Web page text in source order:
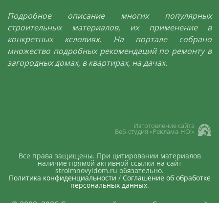
Подробное описание многих популярных
строительных материалов, их применение в
конкретных ксловиях. На портале собрано
множество подробных рекомендаций по ремонту в
загородных домах, в квартирах, на дачах.
Изготовление сайта
Веб-студия «Реклама-НО!»
Все права защищены. При цитировании материалов
наличие прямой активной ссылки на сайт
stroimnovyidom.ru обязательно.
Политика конфиденциальности / Соглашение об обработке
персональных данных.